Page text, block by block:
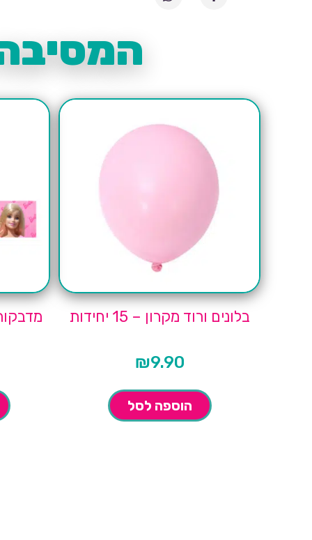
בלונים ורוד מקרון – 15 יחידות
₪9.90
הוספה לסל